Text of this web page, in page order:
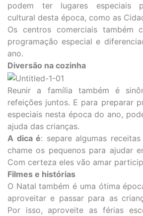
podem ter lugares especiais
cultural desta época, como as
Os centros comerciais também
programação especial e
ano.
Diversão na cozinha
Reunir a família também é
refeições juntos. E para preparar
especiais nesta época do ano,
ajuda das crianças.
A dica é: separe algumas
chame os pequenos para ajudar
Com certeza eles vão amar
Filmes e histórias
O Natal também é uma ótima
aproveitar e passar para as
Por isso, aproveite as férias